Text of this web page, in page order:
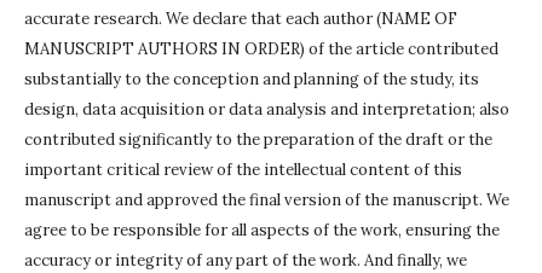
accurate research. We declare that each author (NAME OF
MANUSCRIPT AUTHORS IN ORDER) of the article contributed
substantially to the conception and planning of the study, its
design, data acquisition or data analysis and interpretation; also
contributed significantly to the preparation of the draft or the
important critical review of the intellectual content of this
manuscript and approved the final version of the manuscript. We
agree to be responsible for all aspects of the work, ensuring the
accuracy or integrity of any part of the work. And finally, we